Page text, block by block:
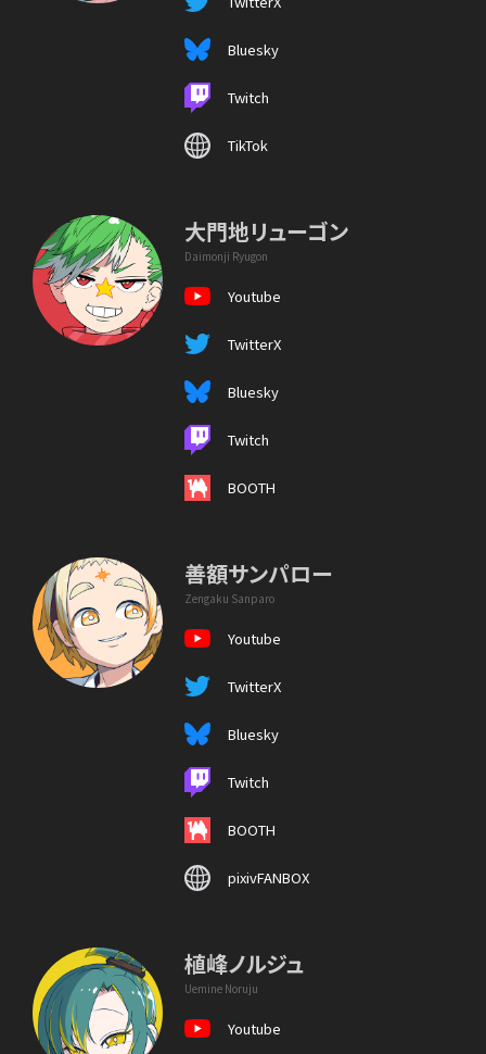
Bluesky
Twitch
TikTok
大門地リューゴン
Daimonji Ryugon
Youtube
TwitterX
Bluesky
Twitch
BOOTH
善額サンパロー
Zengaku Sanparo
Youtube
TwitterX
Bluesky
Twitch
BOOTH
pixivFANBOX
植峰ノルジュ
Uemine Noruju
Youtube